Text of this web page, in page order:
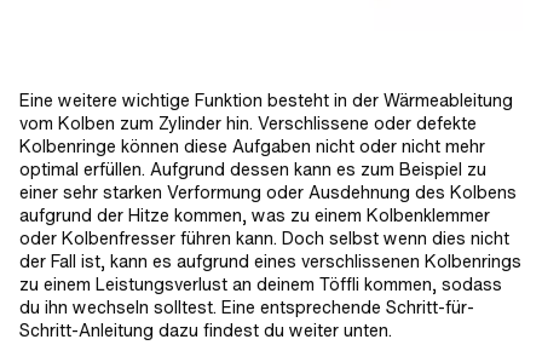
Eine weitere wichtige Funktion besteht in der Wärmeableitung
vom Kolben zum Zylinder hin. Verschlissene oder defekte
Kolbenringe können diese Aufgaben nicht oder nicht mehr
optimal erfüllen. Aufgrund dessen kann es zum Beispiel zu
einer sehr starken Verformung oder Ausdehnung des Kolbens
aufgrund der Hitze kommen, was zu einem Kolbenklemmer
oder Kolbenfresser führen kann. Doch selbst wenn dies nicht
der Fall ist, kann es aufgrund eines verschlissenen Kolbenrings
zu einem Leistungsverlust an deinem Töffli kommen, sodass
du ihn wechseln solltest. Eine entsprechende Schritt-für-
Schritt-Anleitung dazu findest du weiter unten.